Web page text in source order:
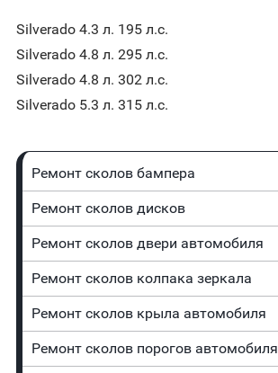
Silverado 4.3 л. 195 л.с.
Silverado 4.8 л. 295 л.с.
Silverado 4.8 л. 302 л.с.
Silverado 5.3 л. 315 л.с.
Ремонт сколов бампера
Ремонт сколов дисков
Ремонт сколов двери автомобиля
Ремонт сколов колпака зеркала
Ремонт сколов крыла автомобиля
Ремонт сколов порогов автомобиля